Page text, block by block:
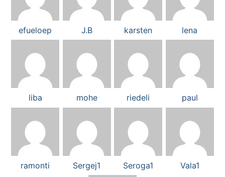
efueloep J.B karsten lena
liba mohe riedeli paul
ramonti Sergej1 Seroga1 Vala1